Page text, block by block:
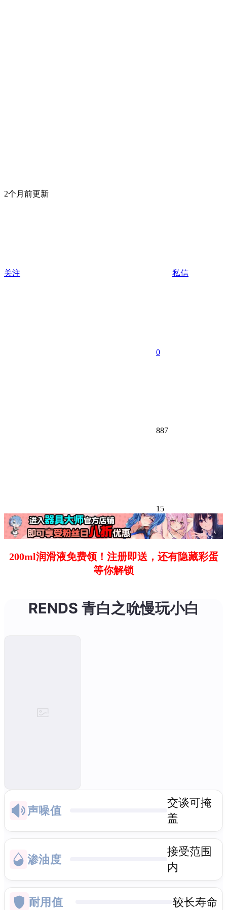
2个月前更新
关注 私信
0
887
15
200ml润滑液免费领！注册即送，还有隐藏彩蛋
等你解锁
RENDS 青白之吮慢玩小白
声噪值
交谈可掩
盖
渗油度
接受范围
内
耐用值 较长寿命